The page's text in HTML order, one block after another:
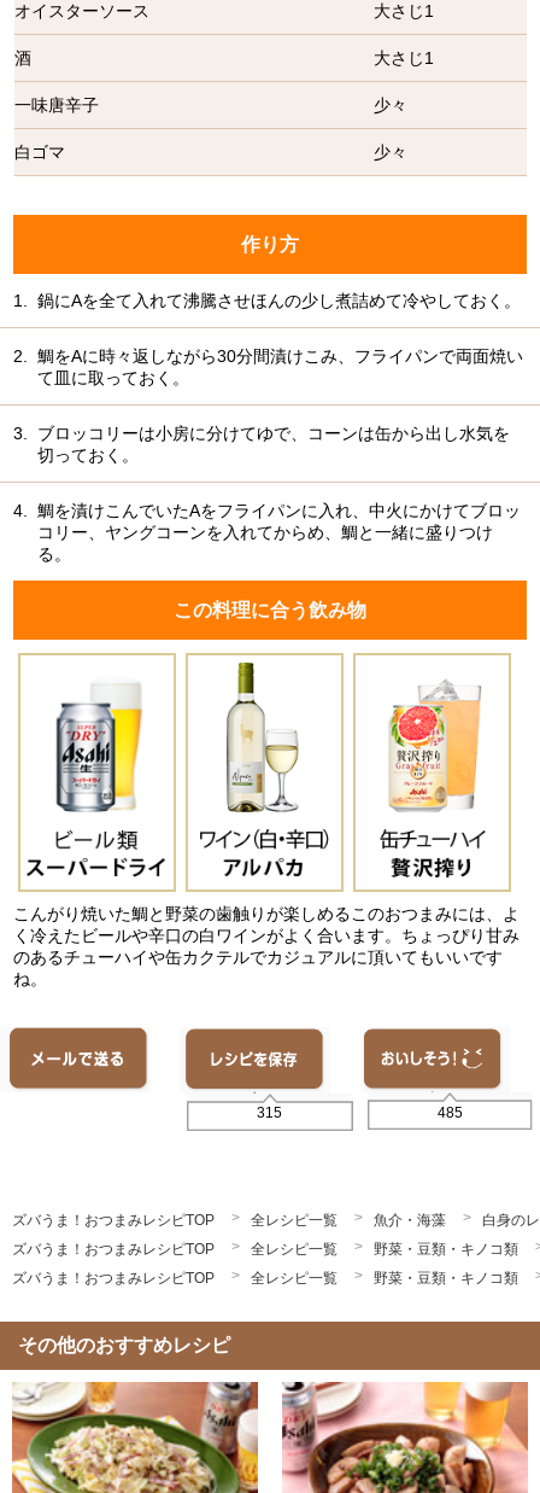
オイスターソース 大さじ1
酒 大さじ1
一味唐辛子 少々
白ゴマ 少々
作り方
1. 鍋にAを全て入れて沸騰させほんの少し煮詰めて冷やしておく。
2.
鯛をAに時々返しながら30分間漬けこみ、フライパンで両面焼い
て皿に取っておく。
3.
ブロッコリーは小房に分けてゆで、コーンは缶から出し水気を
切っておく。
4.
鯛を漬けこんでいたAをフライパンに入れ、中火にかけてブロッ
コリー、ヤングコーンを入れてからめ、鯛と一緒に盛りつけ
る。
この料理に合う飲み物
こんがり焼いた鯛と野菜の歯触りが楽しめるこのおつまみには、よ
く冷えたビールや辛口の白ワインがよく合います。ちょっぴり甘み
のあるチューハイや缶カクテルでカジュアルに頂いてもいいです
ね。
315 485
ズバうま！おつまみレシピTOP 全レシピ一覧 魚介・海藻
白身の
ズバうま！おつまみレシピTOP
全レシピ一覧
野菜・豆類・キノコ類
ズバうま！おつまみレシピTOP
全レシピ一覧 野菜・豆類・キノコ類
その他のおすすめレシピ